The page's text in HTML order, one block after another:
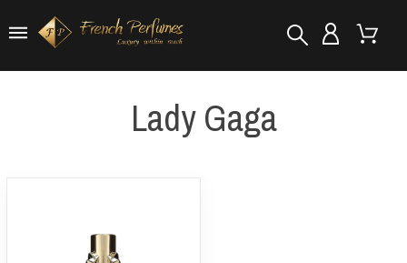
Lady Gaga